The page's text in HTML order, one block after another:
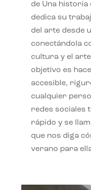
de Una
dedica su
del arte desde
conectándola
cultura y el
objetivo es
accesible,
cualquier
redes sociales
rápido y se
que nos diga
verano para